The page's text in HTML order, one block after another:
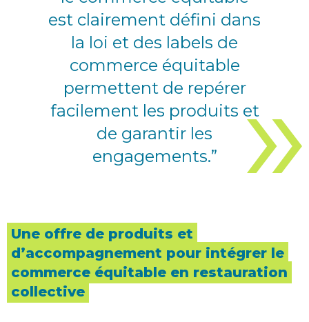
est clairement défini dans
la loi et des labels de
commerce équitable
permettent de repérer
facilement les produits et
de garantir les
engagements.”
Une offre de produits et
d’accompagnement pour intégrer le
commerce équitable en restauration
collective